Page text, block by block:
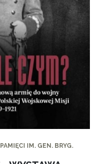
IM. GEN. BRYG.